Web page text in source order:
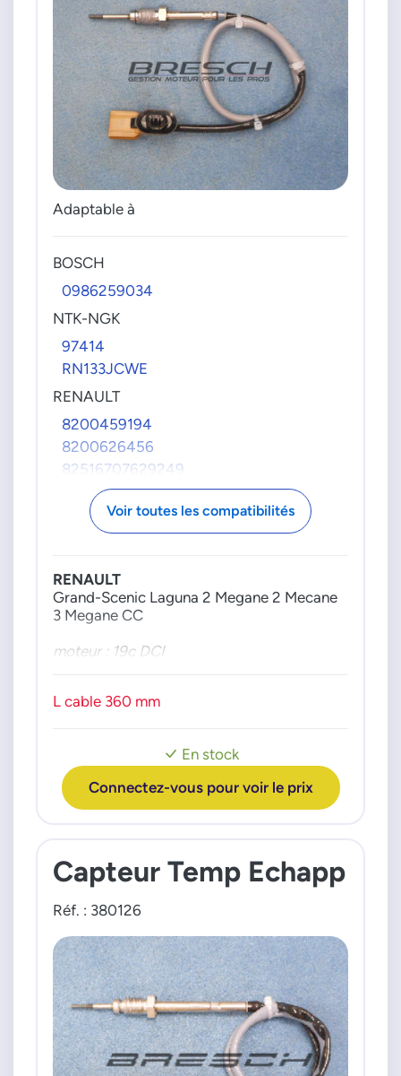
Adaptable à
BOSCH
0986259034
NTK-NGK
97414
RN133JCWE
RENAULT
8200459194
8200626456
82516707629249
H82516707629249
Voir toutes les compatibilités
En stock
Connectez-vous pour voir le prix
RENAULT
Grand-Scenic Laguna 2 Megane 2 Mecane
3 Megane CC
moteur : 19c DCI
L cable 360 mm
Capteur Temp Echapp
Réf. : 380126